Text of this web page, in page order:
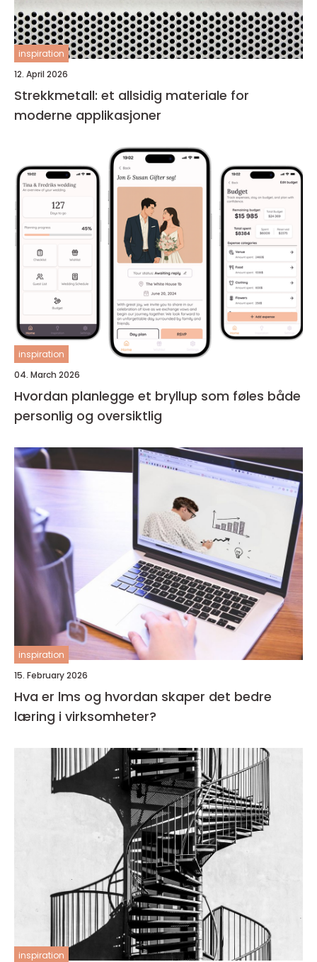
inspiration
12. April 2026
Strekkmetall: et allsidig materiale for
moderne applikasjoner
inspiration
04. March 2026
Hvordan planlegge et bryllup som føles både
personlig og oversiktlig
inspiration
15. February 2026
Hva er lms og hvordan skaper det bedre
læring i virksomheter?
inspiration